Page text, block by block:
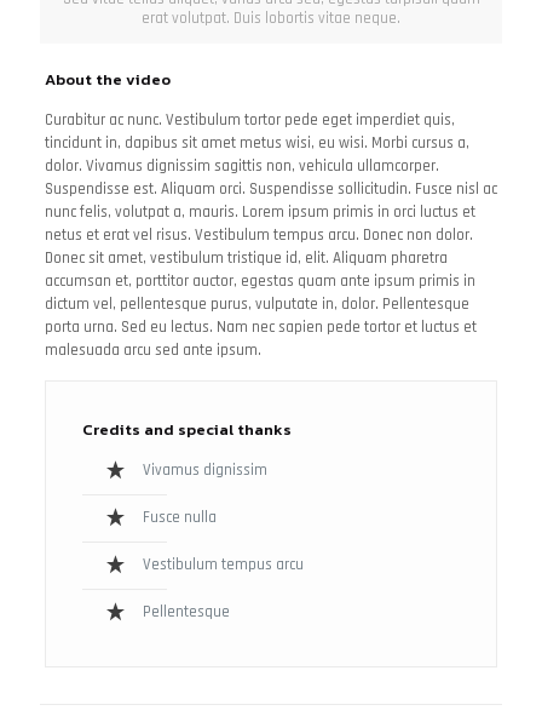
erat volutpat. Duis lobortis vitae neque.
About the video
Curabitur ac nunc. Vestibulum tortor pede eget imperdiet quis,
tincidunt in, dapibus sit amet metus wisi, eu wisi. Morbi cursus a,
dolor. Vivamus dignissim sagittis non, vehicula ullamcorper.
Suspendisse est. Aliquam orci. Suspendisse sollicitudin. Fusce nisl ac
nunc felis, volutpat a, mauris. Lorem ipsum primis in orci luctus et
netus et erat vel risus. Vestibulum tempus arcu. Donec non dolor.
Donec sit amet, vestibulum tristique id, elit. Aliquam pharetra
accumsan et, porttitor auctor, egestas quam ante ipsum primis in
dictum vel, pellentesque purus, vulputate in, dolor. Pellentesque
porta urna. Sed eu lectus. Nam nec sapien pede tortor et luctus et
malesuada arcu sed ante ipsum.
Credits and special thanks
Vivamus dignissim
Fusce nulla
Vestibulum tempus arcu
Pellentesque